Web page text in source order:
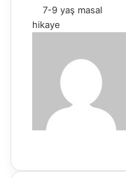
7-9 yaş masal
hikaye